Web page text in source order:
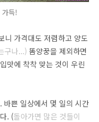
득!
니 가격대도 저렴하고 양도
구나...) 똠양꿍을 제외하면
맛에 착착 맞는 것이 우린
바쁜 일상에서 몇 일의 시간
. (돌아가면 많은 것들이